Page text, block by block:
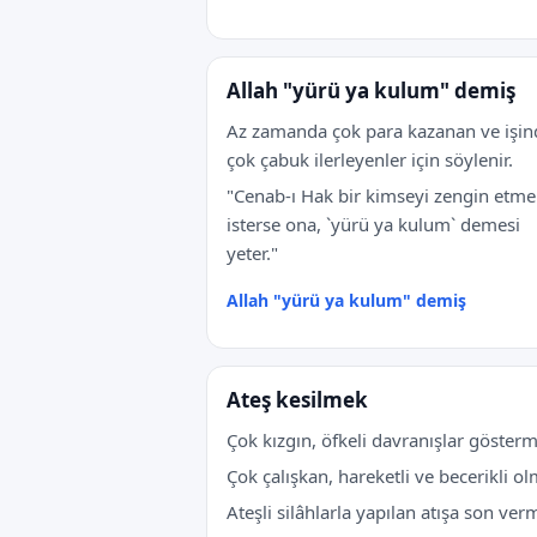
Allah "yürü ya kulum" demiş
Az zamanda çok para kazanan ve
çok çabuk ilerleyenler için söylenir.
"Cenab-ı Hak bir kimseyi zengin
isterse ona, `yürü ya kulum` demesi
yeter."
Allah "yürü ya kulum" demiş
Ateş kesilmek
Çok kızgın, öfkeli davranışlar
Çok çalışkan, hareketli ve becerikli
Ateşli silâhlarla yapılan atışa son